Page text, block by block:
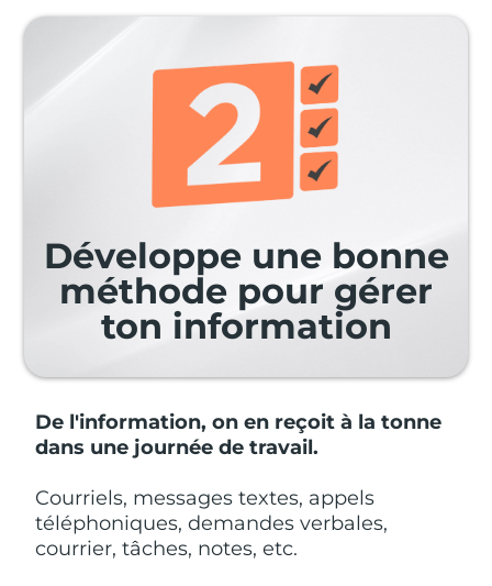
Développe une bonne
méthode pour gérer
ton information
De l'information, on en reçoit à la tonne
dans une journée de travail.
Courriels, messages textes, appels
téléphoniques, demandes verbales,
courrier, tâches, notes, etc.